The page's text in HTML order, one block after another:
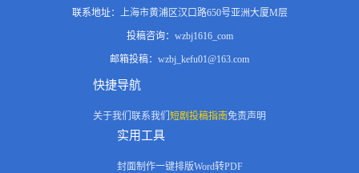
联系地址： 上海市黄浦区汉口路650号亚洲大厦M层
投稿咨询： wzbj1616_com
邮箱投稿： wzbj_kefu01@163.com
快捷导航
关于我们 联系我们 短剧投稿指南免责声明
实用工具
封面制作一键排版Word转PDF